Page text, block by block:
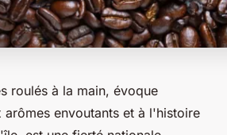
roulés à la main, évoque
arômes envoutants et à l'histoire